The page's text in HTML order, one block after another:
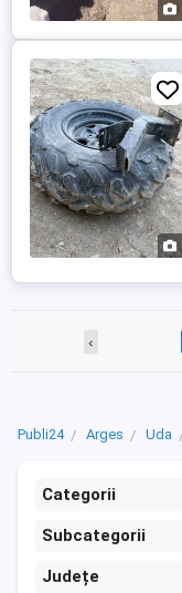
‹
Publi24 Arges Uda
Categorii
Subcategorii
Județe